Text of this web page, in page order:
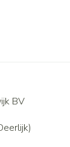
BV